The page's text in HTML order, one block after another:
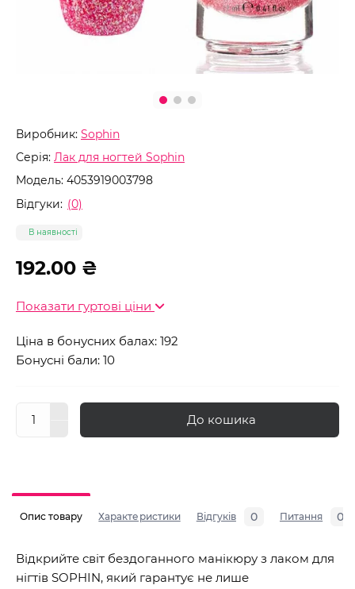
Виробник: Sophin
Серія: Лак для ногтей Sophin
Модель: 4053919003798
Відгуки: (0)
В наявності
192.00 ₴
Показати гуртові ціни
Ціна в бонусних балах: 192
Бонусні бали: 10
До кошика
Опис товару Характеристики Відгуків 0 Питання 0
Відкрийте світ бездоганного манікюру з лаком для
нігтів SOPHIN, який гарантує не лише